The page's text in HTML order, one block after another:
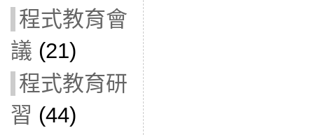
程式教育會
議 (21)
程式教育研
習 (44)